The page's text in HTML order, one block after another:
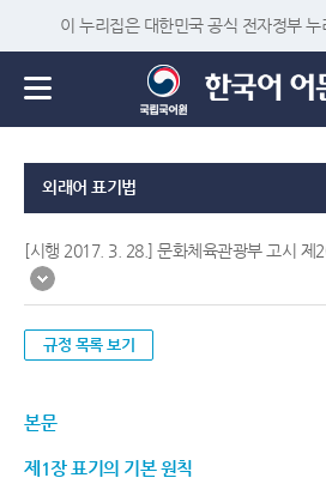
이 누리집은 대한민국 공식 전자정부 누
외래어 표기법
[시행 2017. 3. 28.] 문화체육관광부 고시
규정 목록 보기
본문
제1장 표기의 기본 원칙